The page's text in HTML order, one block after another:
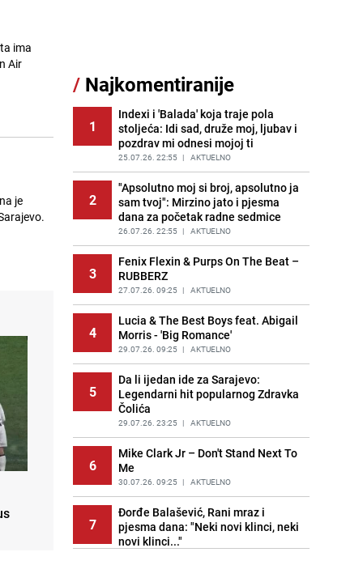
ima
Air
je
/ Najkomentiranije
1
Indexi i 'Balada' koja traje pola
stoljeća: Idi sad, druže moj, ljubav i
pozdrav mi odnesi mojoj ti
25.07.26. 22:55 | AKTUELNO
2
"Apsolutno moj si broj, apsolutno ja
sam tvoj": Mirzino jato i pjesma
dana za početak radne sedmice
26.07.26. 22:55 | AKTUELNO
3
Fenix Flexin & Purps On The Beat –
RUBBERZ
27.07.26. 09:25 | AKTUELNO
4
Lucia & The Best Boys feat. Abigail
Morris - 'Big Romance'
29.07.26. 09:25 | AKTUELNO
5
Da li ijedan ide za Sarajevo:
Legendarni hit popularnog Zdravka
Čolića
29.07.26. 23:25 | AKTUELNO
6
Mike Clark Jr – Don't Stand Next To
Me
30.07.26. 09:25 | AKTUELNO
7
Đorđe Balašević, Rani mraz i
pjesma dana: "Neki novi klinci, neki
novi klinci..."